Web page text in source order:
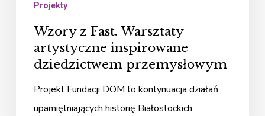
Projekty
Wzory z Fast. Warsztaty
artystyczne inspirowane
dziedzictwem przemysłowym
Projekt Fundacji DOM to kontynuacja działań
upamiętniających historię Białostockich